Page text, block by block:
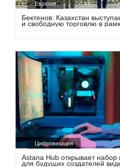
Евразия
Бектенов: Казахстан
и свободную торговлю в
Цифровизация
Astana Hub открывает
для будущих создателей